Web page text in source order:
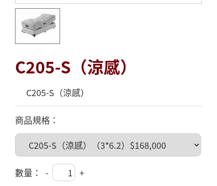
C205-S（涼感）
C205-S（涼感）
商品規格：
數量： - +